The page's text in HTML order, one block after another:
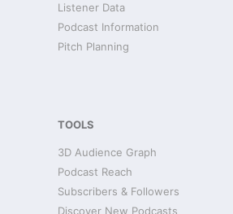
Listener Data
Podcast Information
Pitch Planning
TOOLS
3D Audience Graph
Podcast Reach
Subscribers & Followers
Discover New Podcasts